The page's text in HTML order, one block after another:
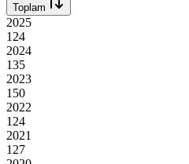
Toplam
2025
124
2024
135
2023
150
2022
124
2021
127